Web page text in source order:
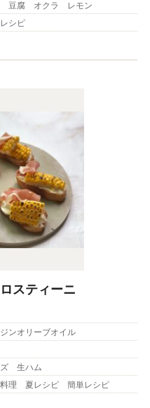
豆腐 オクラ レモン
シピ
スティーニ
ンオリーブオイル
ズ 生ハム
理 夏レシピ 簡単レシピ